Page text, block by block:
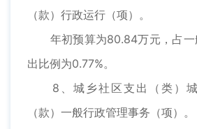
（款）行政运行（项）。
年初预算为80.84万元，占一
出比例为0.77%。
8、城乡社区支出（类）城
（款）一般行政管理事务（项）。